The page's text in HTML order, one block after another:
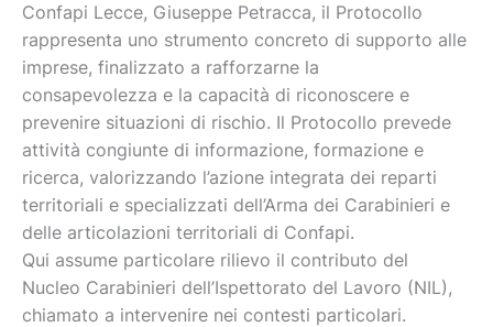
Confapi Lecce, Giuseppe Petracca, il Protocollo
rappresenta uno strumento concreto di supporto alle
imprese, finalizzato a rafforzarne la
consapevolezza e la capacità di riconoscere e
prevenire situazioni di rischio. Il Protocollo prevede
attività congiunte di informazione, formazione e
ricerca, valorizzando l’azione integrata dei reparti
territoriali e specializzati dell’Arma dei Carabinieri e
delle articolazioni territoriali di Confapi.
Qui assume particolare rilievo il contributo del
Nucleo Carabinieri dell’Ispettorato del Lavoro (NIL),
chiamato a intervenire nei contesti particolari.